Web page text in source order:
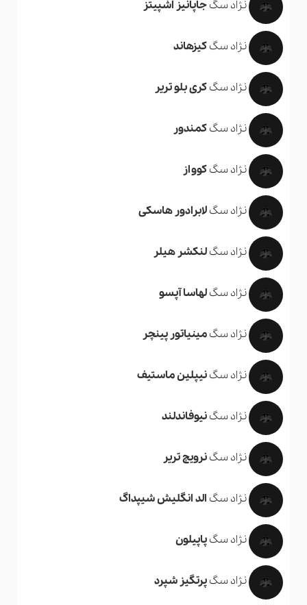
نژاد سگجاپانیز اشپیتز
نژاد سگکیزهاند
نژاد سگکری بلو تریر
نژاد سگکمندور
نژاد سگکوواز
نژاد سگلابرادور هاسکی
نژاد سگلنکشر هیلر
نژاد سگلهاسا آپسو
نژاد سگمینیاتور پینچر
نژاد سگنیپلین ماستیف
نژاد سگنیوفاندلند
نژاد سگنرویچ تریر
نژاد سگ الد انگلیش شیپداگ
نژاد سگپاپیلون
نژاد سگپرتگیز شپرد